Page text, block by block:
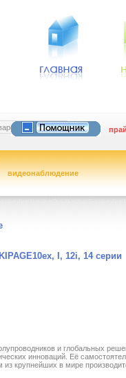
видеонаблюдение
I, 12i, 14 серии
и глобальных
инноваций. Её
крупнейших в мире